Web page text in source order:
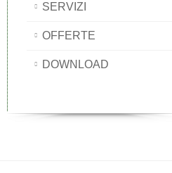
SERVIZI
OFFERTE
DOWNLOAD